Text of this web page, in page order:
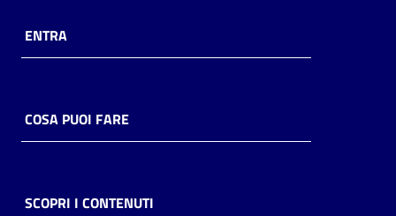
Risorse
online
Casa
ENTRA
COSA PUOI FARE
SCOPRI I CONTENUTI